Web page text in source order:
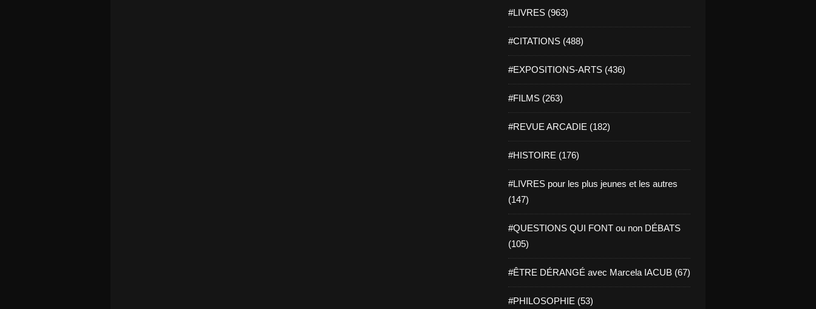
#LIVRES (963)
#CITATIONS (488)
#EXPOSITIONS-ARTS (436)
#FILMS (263)
#REVUE ARCADIE (182)
#HISTOIRE (176)
#LIVRES pour les plus jeunes et les autres
(147)
#QUESTIONS QUI FONT ou non DÉBATS
(105)
#ÊTRE DÉRANGÉ avec Marcela IACUB (67)
#PHILOSOPHIE (53)